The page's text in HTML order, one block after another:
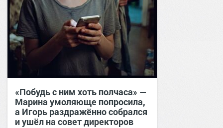
«Побудь с ним хоть полчаса» —
Марина умоляюще попросила,
а Игорь раздражённо собрался
и ушёл на совет директоров